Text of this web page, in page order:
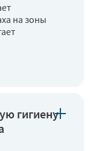
на зоны
гигиену